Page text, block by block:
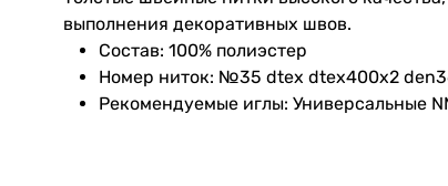
выполнения декоративных швов.
Состав: 100% полиэстер
Номер ниток: №35 dtex dtex400x2
Рекомендуемые иглы: Универсальные